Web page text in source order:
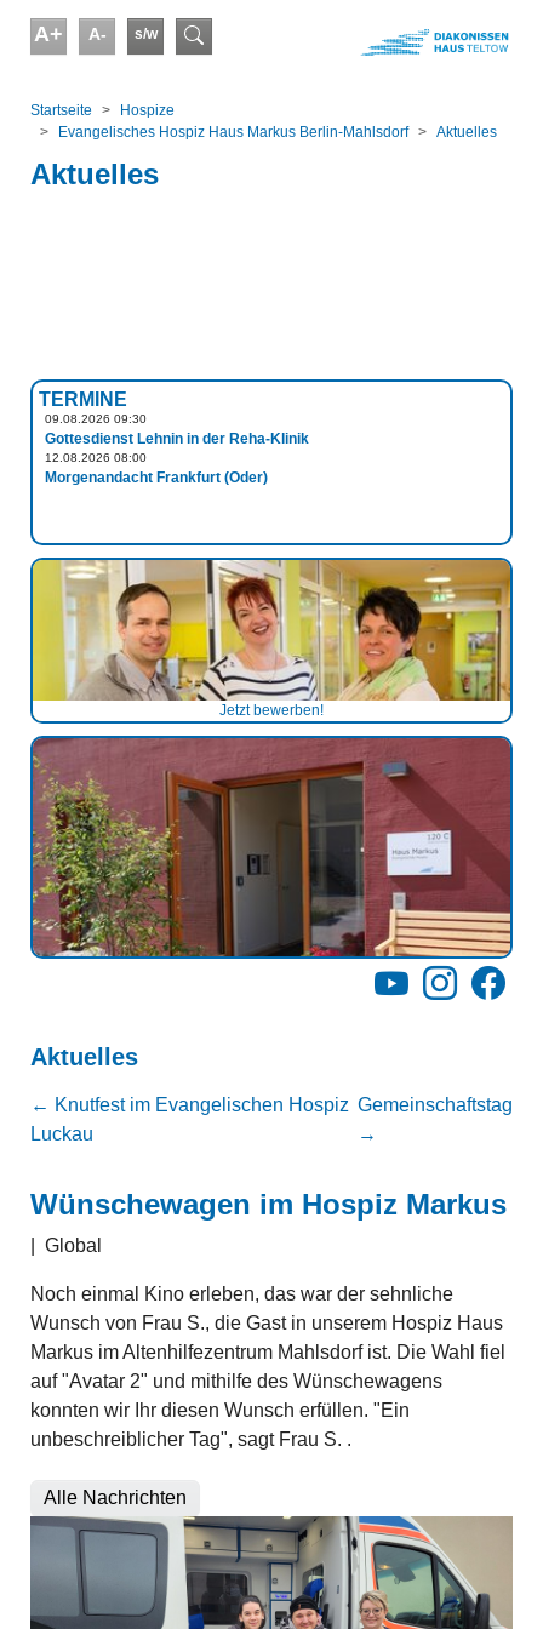
A+ A- s/w Suchformular
Startseite
Hospize
Evangelisches Hospiz Haus Markus Berlin-Mahlsdorf
Aktuelles
Aktuelles
TERMINE
09.08.2026 09:30
Gottesdienst Lehnin in der Reha-Klinik
12.08.2026 08:00
Morgenandacht Frankfurt (Oder)
Jetzt bewerben!
YouTubeInstagram
Aktuelles
← Knutfest im Evangelischen Hospiz
Luckau
Gemeinschaftstag
→
Wünschewagen im Hospiz Markus
Global
Noch einmal Kino erleben, das war der sehnliche
Wunsch von Frau S., die Gast in unserem Hospiz Haus
Markus im Altenhilfezentrum Mahlsdorf ist. Die Wahl fiel
auf "Avatar 2" und mithilfe des Wünschewagens
konnten wir Ihr diesen Wunsch erfüllen. "Ein
unbeschreiblicher Tag", sagt Frau S. .
Alle Nachrichten